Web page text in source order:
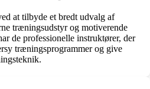
at tilbyde et bredt udvalg af
træningsudstyr og motiverende
de professionelle instruktører, der
træningsprogrammer og give